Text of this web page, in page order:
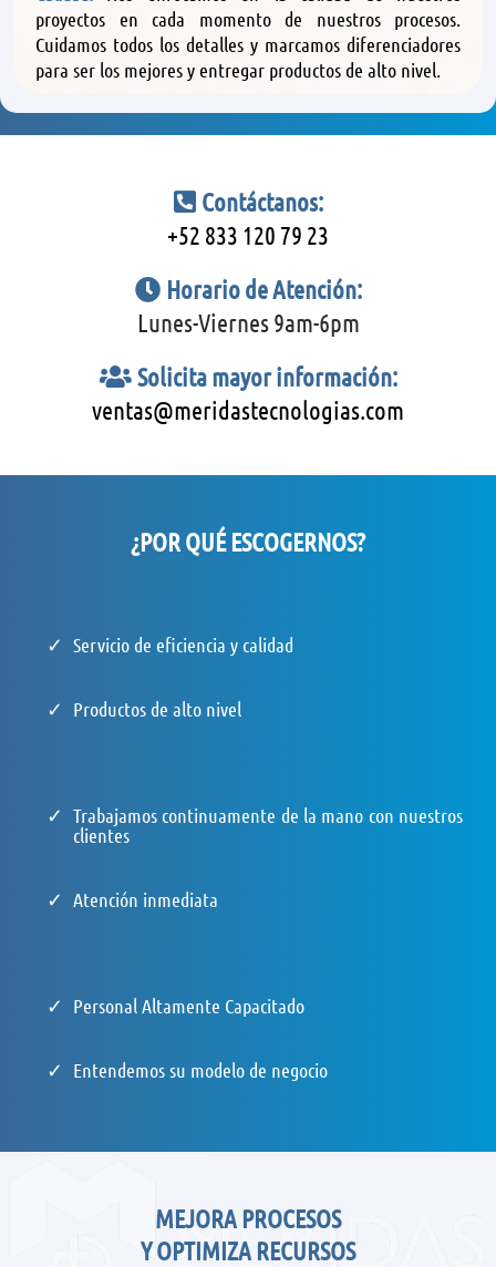
proyectos en cada momento de nuestros procesos.
Cuidamos todos los detalles y marcamos diferenciadores
para ser los mejores y entregar productos de alto nivel.
Contáctanos:
+52 833 120 79 23
Horario de Atención:
Lunes-Viernes 9am-6pm
Solicita mayor información:
ventas@meridastecnologias.com
¿POR QUÉ ESCOGERNOS?
Servicio de eficiencia y calidad
Productos de alto nivel
Trabajamos continuamente de la mano con nuestros
clientes
Atención inmediata
Personal Altamente Capacitado
Entendemos su modelo de negocio
MEJORA PROCESOS
Y OPTIMIZA RECURSOS